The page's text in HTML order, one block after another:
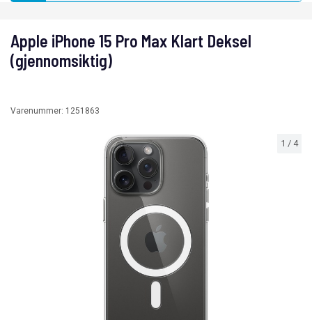
1 / 4
Apple iPhone 15 Pro Max Klart Deksel
(gjennomsiktig)
Varenummer: 1251863